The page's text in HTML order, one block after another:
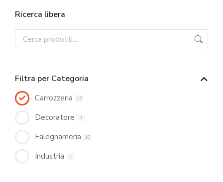
Ricerca libera
Filtra per Categoria
Carrozzeria 15
Decoratore 1
Falegnameria 10
Industria 1